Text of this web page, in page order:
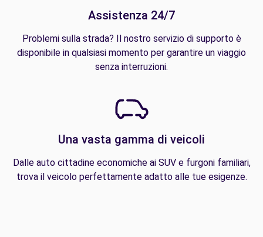
Assistenza 24/7
Problemi sulla strada? Il nostro servizio di supporto è
disponibile in qualsiasi momento per garantire un viaggio
senza interruzioni.
Una vasta gamma di veicoli
Dalle auto cittadine economiche ai SUV e furgoni familiari,
trova il veicolo perfettamente adatto alle tue esigenze.